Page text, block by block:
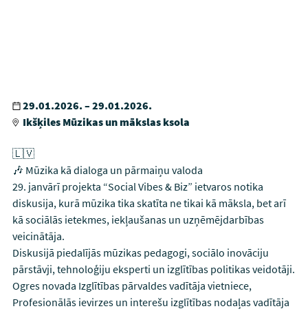
29.01.2026. – 29.01.2026.
Ikšķiles Mūzikas un mākslas ksola
🇱🇻
🎶 Mūzika kā dialoga un pārmaiņu valoda
29. janvārī projekta “Social Vibes & Biz” ietvaros notika
diskusija, kurā mūzika tika skatīta ne tikai kā māksla, bet arī
kā sociālās ietekmes, iekļaušanas un uzņēmējdarbības
veicinātāja.
Diskusijā piedalījās mūzikas pedagogi, sociālo inovāciju
pārstāvji, tehnoloģiju eksperti un izglītības politikas veidotāji.
Ogres novada Izglītības pārvaldes vadītāja vietniece,
Profesionālās ievirzes un interešu izglītības nodaļas vadītāja